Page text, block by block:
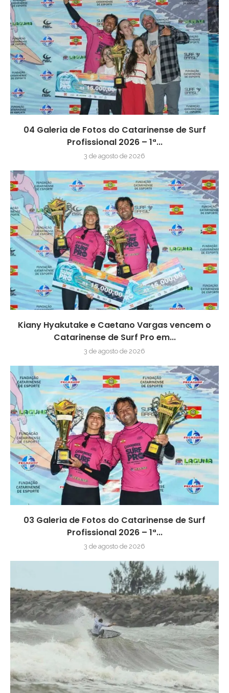
04 Galeria de Fotos do Catarinense de Surf
Profissional 2026 – 1ª...
3 de agosto de 2026
Kiany Hyakutake e Caetano Vargas vencem o
Catarinense de Surf Pro em...
3 de agosto de 2026
03 Galeria de Fotos do Catarinense de Surf
Profissional 2026 – 1ª...
3 de agosto de 2026